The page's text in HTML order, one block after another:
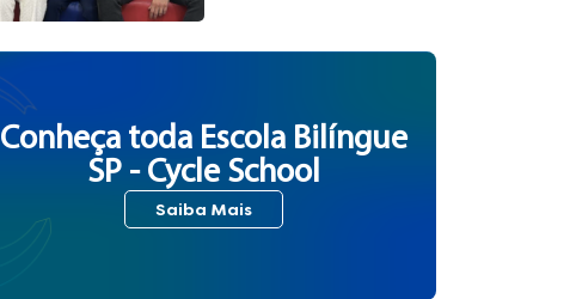
Conheça toda Escola Bilíngue
SP - Cycle School
Saiba Mais